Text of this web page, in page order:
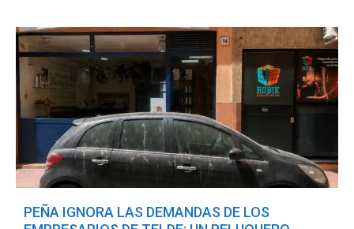
PEÑA IGNORA LAS DEMANDAS DE LOS